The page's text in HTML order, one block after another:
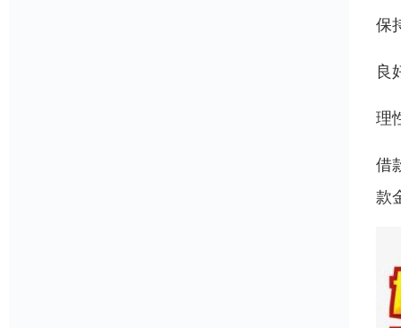
保
良
理
借
款